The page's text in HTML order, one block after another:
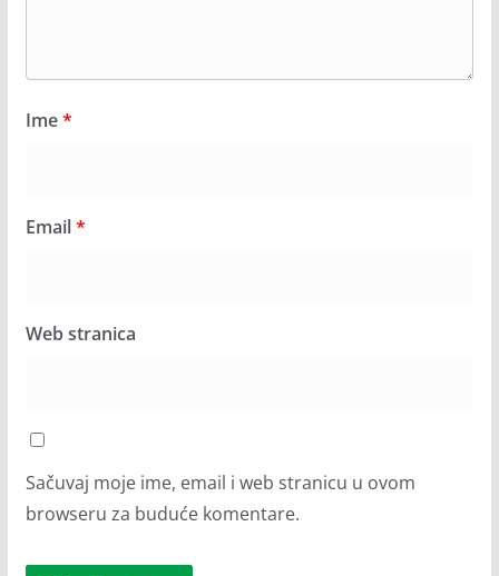
Ime*
Email*
Web stranica
Sačuvaj moje ime, email i web stranicu u ovom
browseru za buduće komentare.